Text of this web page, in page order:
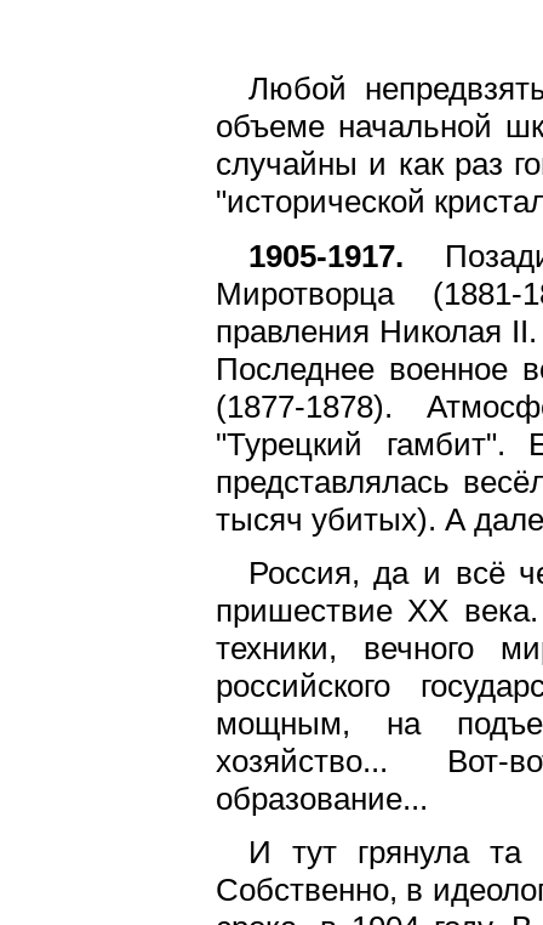
Любой
объеме начальной
случайны и как раз
"исторической
1905-1917.
Миротворца
правления Николая
Последнее военное
(1877-1878).
"Турецкий
представлялась
тысяч убитых). А
Россия, да и всё
пришествие XX
техники, вечного
российского
мощным, на
хозяйство... Вот-
образование...
И тут грянула та
Собственно, в